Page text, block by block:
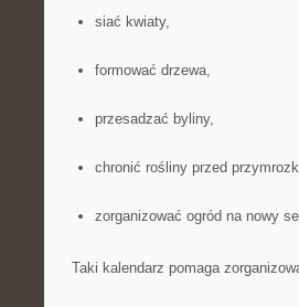
siać kwiaty,
formować drzewa,
przesadzać byliny,
chronić rośliny przed
zorganizować ogród na nowy
Taki kalendarz pomaga